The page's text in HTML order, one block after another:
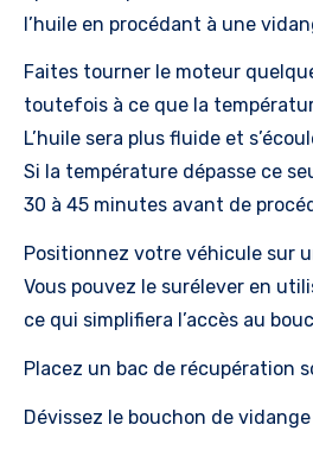
l’huile en procédant à une
Faites tourner le moteur
toutefois à ce que la
L’huile sera plus fluide et
Si la température dépasse ce
30 à 45 minutes avant de
Positionnez votre véhicule sur
Vous pouvez le surélever en
ce qui simplifiera l’accès au
Placez un bac de récupération
Dévissez le bouchon de